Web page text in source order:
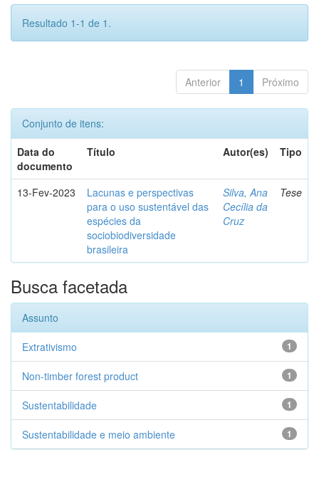
Resultado 1-1 de 1.
Anterior 1 Próximo
Conjunto de itens:
Data do
documento
Título Autor(es) Tipo
13-Fev-2023
Lacunas e perspectivas
para o uso sustentável das
espécies da
sociobiodiversidade
brasileira
Silva, Ana
Cecília da
Cruz
Tese
Busca facetada
Assunto
1
Extrativismo
1
Non-timber forest product
1
Sustentabilidade
1
Sustentabilidade e meio ambiente